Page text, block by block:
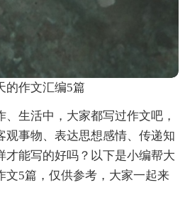
的作文汇编5篇
生活中，大家都写过作文吧，
观事物、表达思想感情、传递知
才能写的好吗？以下是小编帮大
文5篇，仅供参考，大家一起来